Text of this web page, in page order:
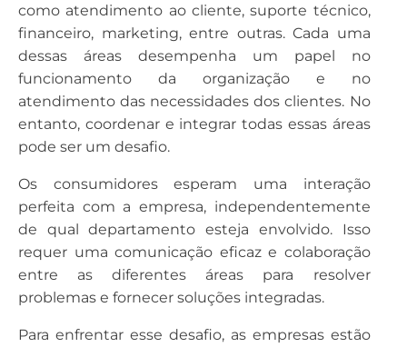
como atendimento ao cliente, suporte técnico,
financeiro, marketing, entre outras. Cada uma
dessas áreas desempenha um papel no
funcionamento da organização e no
atendimento das necessidades dos clientes. No
entanto, coordenar e integrar todas essas áreas
pode ser um desafio.
Os consumidores esperam uma interação
perfeita com a empresa, independentemente
de qual departamento esteja envolvido. Isso
requer uma comunicação eficaz e colaboração
entre as diferentes áreas para resolver
problemas e fornecer soluções integradas.
Para enfrentar esse desafio, as empresas estão